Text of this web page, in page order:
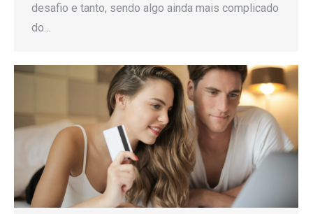
desafio e tanto, sendo algo ainda mais complicado
do…